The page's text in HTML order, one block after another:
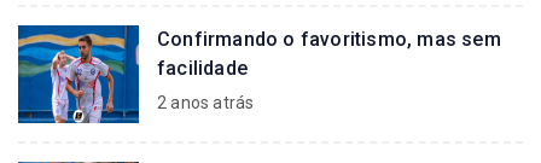
​​​​​​​Confirmando o favoritismo, mas sem
facilidade
2 anos atrás